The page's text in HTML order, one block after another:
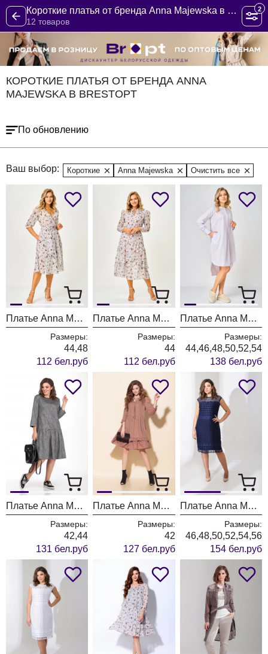
Короткие платья от бренда Anna Majewska в BrestOpt
12 товаров
2
КОРОТКИЕ ПЛАТЬЯ ОТ БРЕНДА ANNA
MAJEWSKA В BRESTOPT
По обновлению
Ваш выбор: Короткие Anna Majewska Очистить все
Платье Anna Majewska 1565
Размеры:
44,48
112 бел.руб
Платье Anna Majewska 1564
Размеры:
44
112 бел.руб
Платье Anna Majewska 1560
Размеры:
44,46,48,50,52,54
138 бел.руб
Платье Anna Majewska 1420
Размеры:
42,44
131 бел.руб
Платье Anna Majewska М-1355
Размеры:
42
127 бел.руб
Платье Anna Majewska А038B
Размеры:
46,48,50,52,54,56
154 бел.руб